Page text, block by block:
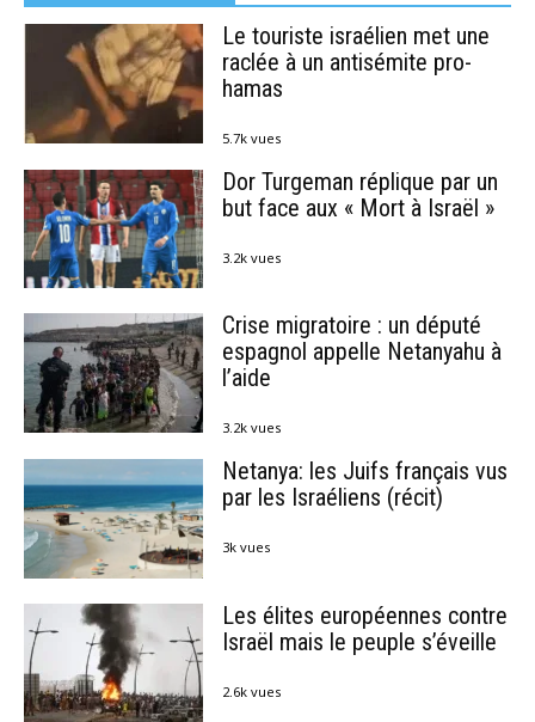
Le touriste israélien met une
raclée à un antisémite pro-
hamas
5.7k vues
Dor Turgeman réplique par un
but face aux « Mort à Israël »
3.2k vues
Crise migratoire : un député
espagnol appelle Netanyahu à
l’aide
3.2k vues
Netanya: les Juifs français vus
par les Israéliens (récit)
3k vues
Les élites européennes contre
Israël mais le peuple s’éveille
2.6k vues